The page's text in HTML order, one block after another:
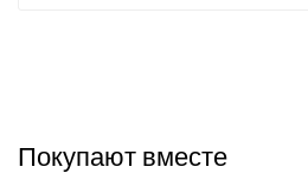
Покупают вместе